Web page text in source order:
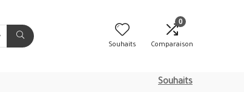
Souhaits
0
Comparaison
Souhaits